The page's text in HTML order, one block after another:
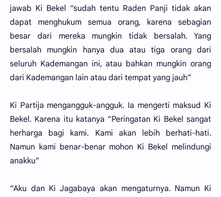
jawab Ki Bekel “sudah tentu Raden Panji tidak akan
dapat menghukum semua orang, karena sebagian
besar dari mereka mungkin tidak bersalah. Yang
bersalah mungkin hanya dua atau tiga orang dari
seluruh Kademangan ini, atau bahkan mungkin orang
dari Kademangan lain atau dari tempat yang jauh”
Ki Partija mengangguk-angguk. Ia mengerti maksud Ki
Bekel. Karena itu katanya “Peringatan Ki Bekel sangat
herharga bagi kami. Kami akan lebih berhati-hati.
Namun kami benar-benar mohon Ki Bekel melindungi
anakku”
“Aku dan Ki Jagabaya akan mengaturnya. Namun Ki